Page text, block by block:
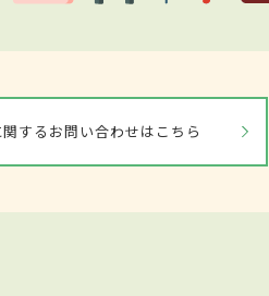
するお問い合わせはこちら